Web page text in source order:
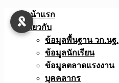
Skip
หน้าแรก
เกี่ยวกับ
ข้อมูลพื้นฐาน วก.นฐ.
ข้อมูลนักเรียน
ข้อมูลตลาดแรงงาน
บุคคลากร